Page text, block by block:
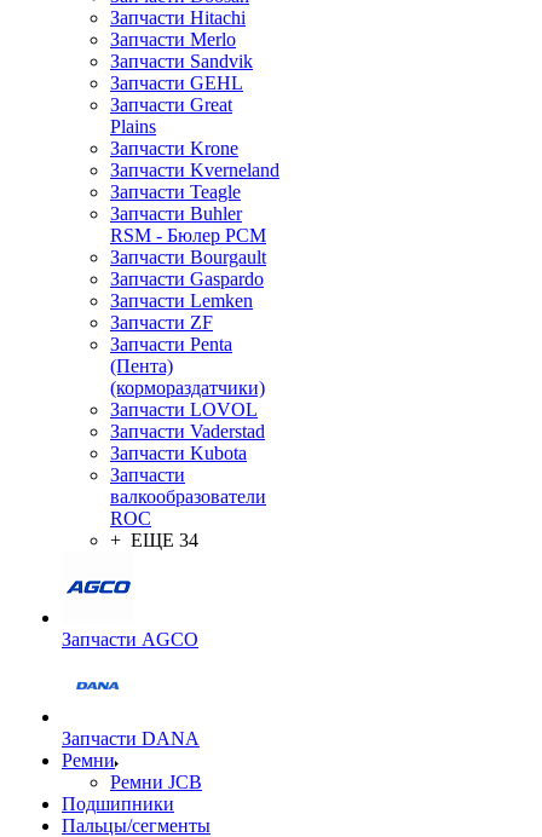
Запчасти Hitachi
Запчасти Merlo
Запчасти Sandvik
Запчасти GEHL
Запчасти Great
Plains
Запчасти Krone
Запчасти Kverneland
Запчасти Teagle
Запчасти Buhler
RSM - Бюлер РСМ
Запчасти Bourgault
Запчасти Gaspardo
Запчасти Lemken
Запчасти ZF
Запчасти Penta
(Пента)
(кормораздатчики)
Запчасти LOVOL
Запчасти Vaderstad
Запчасти Kubota
Запчасти
валкообразователи
ROC
+ ЕЩЕ 34
Запчасти AGCO
Запчасти DANA
Ремни
Ремни JCB
Подшипники
Пальцы/сегменты